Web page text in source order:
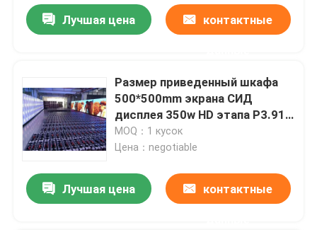
Дом
Лучшая цена контактные
Размер приведенный шкафа
500*500mm экрана СИД
дисплея 350w HD этапа P3.91
арендный
MOQ：1 кусок
Цена：negotiable
Лучшая цена контактные